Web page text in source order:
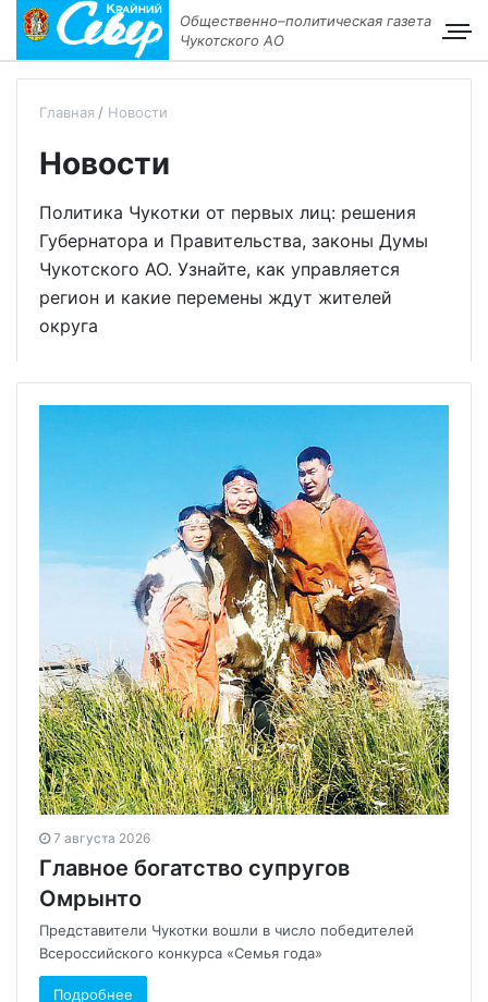
Общественно–политическая газета
Чукотского АО
Главная Новости
Новости
Политика Чукотки от первых лиц: решения
Губернатора и Правительства, законы Думы
Чукотского АО. Узнайте, как управляется
регион и какие перемены ждут жителей
округа
7 августа 2026
Главное богатство супругов
Омрынто
Представители Чукотки вошли в число победителей
Всероссийского конкурса «Семья года»
Подробнее